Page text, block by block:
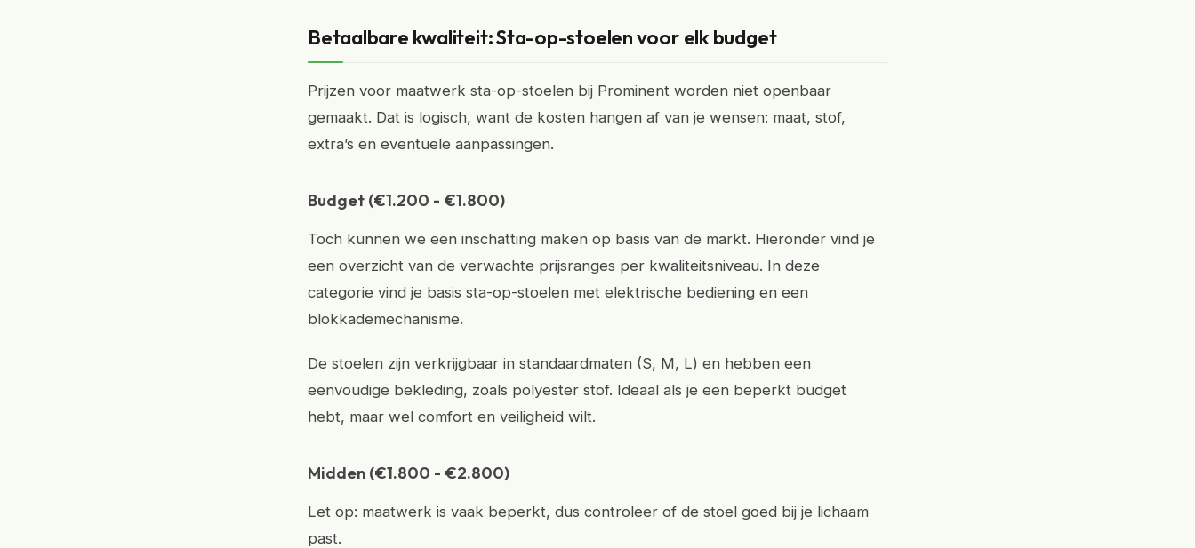
Betaalbare kwaliteit: Sta-op-stoelen voor elk budget
Prijzen voor maatwerk sta-op-stoelen bij Prominent worden niet openbaar
gemaakt. Dat is logisch, want de kosten hangen af van je wensen: maat, stof,
extra’s en eventuele aanpassingen.
Budget (€1.200 - €1.800)
Toch kunnen we een inschatting maken op basis van de markt. Hieronder vind je
een overzicht van de verwachte prijsranges per kwaliteitsniveau. In deze
categorie vind je basis sta-op-stoelen met elektrische bediening en een
blokkademechanisme.
De stoelen zijn verkrijgbaar in standaardmaten (S, M, L) en hebben een
eenvoudige bekleding, zoals polyester stof. Ideaal als je een beperkt budget
hebt, maar wel comfort en veiligheid wilt.
Midden (€1.800 - €2.800)
Let op: maatwerk is vaak beperkt, dus controleer of de stoel goed bij je lichaam
past.